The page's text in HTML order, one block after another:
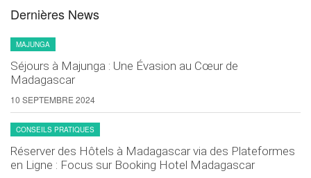
Dernières News
MAJUNGA
Séjours à Majunga : Une Évasion au Cœur de
Madagascar
10 SEPTEMBRE 2024
CONSEILS PRATIQUES
Réserver des Hôtels à Madagascar via des Plateformes
en Ligne : Focus sur Booking Hotel Madagascar